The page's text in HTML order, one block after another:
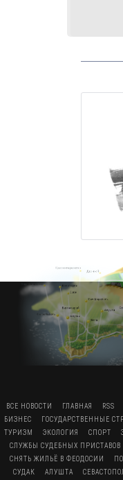
ВСЕ НОВОСТИ ГЛАВНАЯ RSS
БИЗНЕС
ГОСУДАРСТВЕННЫЕ
ТУРИЗМ
ЭКОЛОГИЯ СПОРТ
СЛУЖБЫ СУДЕБНЫХ ПРИСТАВОВ
СНЯТЬ ЖИЛЬЁ В ФЕОДОСИИ
СУДАК
АЛУШТА